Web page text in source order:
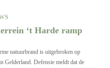
‘t Harde ramp
natuurbrand is uitgebroken op
Gelderland. Defensie meldt dat de